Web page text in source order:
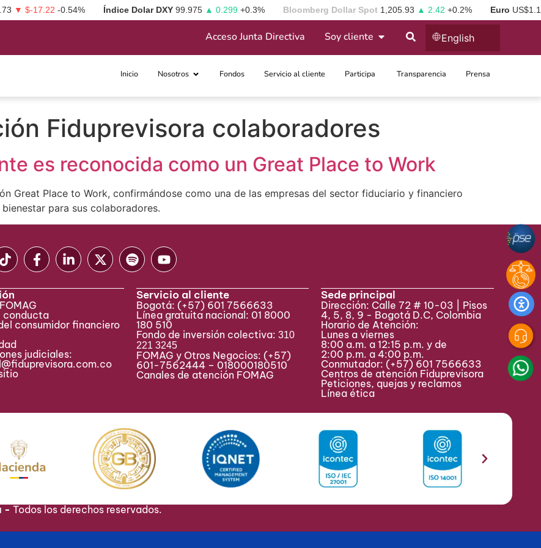
▼ $-17.22 -0.54% Índice Dolar DXY 99.975 ▲ 0.299 +0.3% Bloomberg Dollar Spot 1,205.93 ▲ 2.42 +0.2% Euro
Acceso Junta Directiva Soy cliente English
Inicio Nosotros Fondos Servicio al cliente Participa ​ Transparencia Prensa
Fiduprevisora colaboradores
es reconocida como un Great Place to Work
Great Place to Work, confirmándose como una de las empresas del sector fiduciario y financiero
para sus colaboradores.
conducta
consumidor financiero
judiciales:
Servicio al cliente
Bogotá: (+57) 601 7566633
Línea gratuita nacional: 01 8000
180 510
Fondo de inversión colectiva: 310
221 3245
FOMAG y Otros Negocios: (+57)
601-7562444 – 018000180510
Canales de atención FOMAG
Sede principal
Dirección: Calle 72 # 10-03 | Pisos
4, 5, 8, 9 - Bogotá D.C, Colombia
Horario de Atención:
Lunes a viernes
8:00 a.m. a 12:15 p.m. y de
2:00 p.m. a 4:00 p.m.
Conmutador: (+57) 601 7566633
Centros de atención Fiduprevisora
Peticiones, quejas y reclamos
Línea ética
-Todos los derechos reservados.